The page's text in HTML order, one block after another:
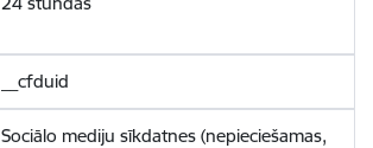
__cfduid
Sociālo mediju sīkdatnes (nepieciešamas,